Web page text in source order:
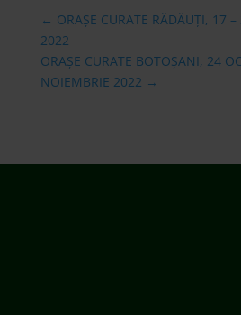
← ORAȘE CURATE RĂDĂUȚI, 17
2022
ORAȘE CURATE BOTOȘANI, 24
NOIEMBRIE 2022 →